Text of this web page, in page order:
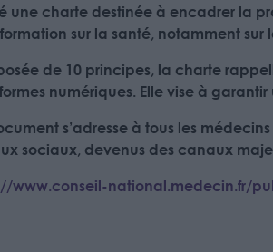
une charte destinée à encadrer la
sur la santé, notamment
de 10 principes, la charte
numériques. Elle vise à
s’adresse à tous les
sociaux, devenus des canaux
www.conseil-national.medecin.fr/